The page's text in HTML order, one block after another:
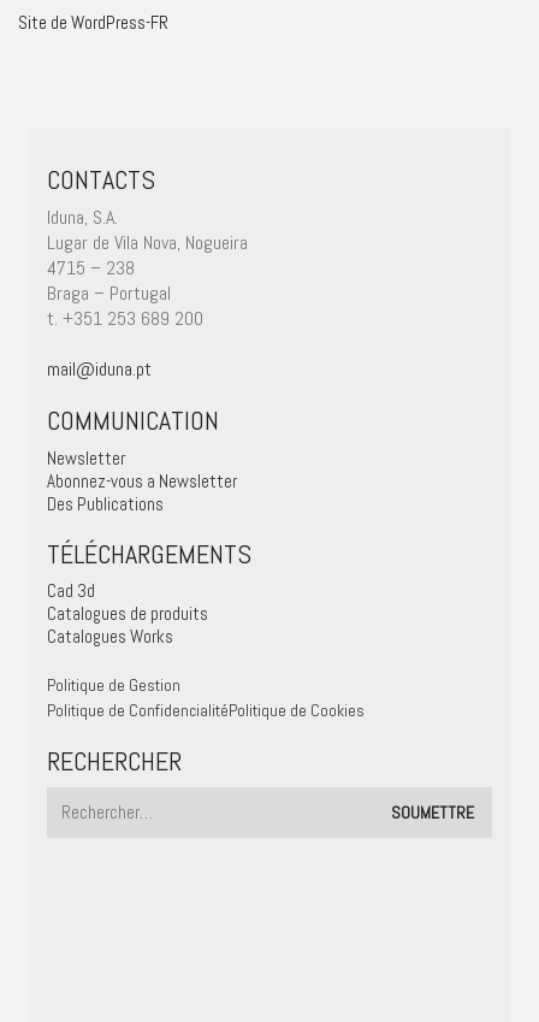
Site de WordPress-FR
CONTACTS
Iduna, S.A.
Lugar de Vila Nova, Nogueira
4715 – 238
Braga – Portugal
t. +351 253 689 200
mail@iduna.pt
COMMUNICATION
Newsletter
Abonnez-vous a Newsletter
Des Publications
TÉLÉCHARGEMENTS
Cad 3d
Catalogues de produits
Catalogues Works
Politique de Gestion
Politique de ConfidencialitéPolitique de Cookies
RECHERCHER